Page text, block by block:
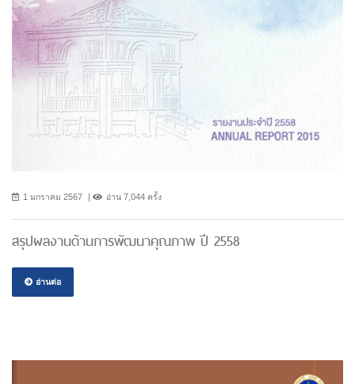
1 มกราคม 2567 อ่าน 7,044 ครั้ง
สรุปผลงานด้านการพัฒนาคุณภาพ ปี 2558
อ่านต่อ